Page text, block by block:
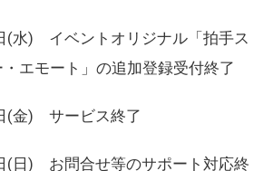
(水) イベントオリジナル「拍手ス
エモート」の追加登録受付終了
(金) サービス終了
(日) お問合せ等のサポート対応終